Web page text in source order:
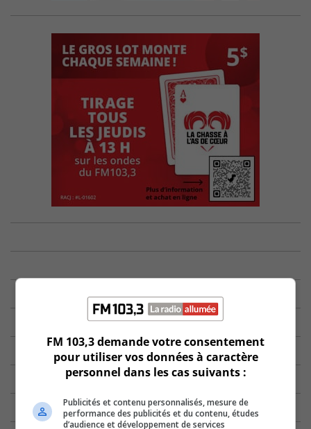
FM 103,3 demande votre consentement
pour utiliser vos données à caractère
personnel dans les cas suivants :
Publicités et contenu personnalisés, mesure de
performance des publicités et du contenu, études
d’audience et développement de services